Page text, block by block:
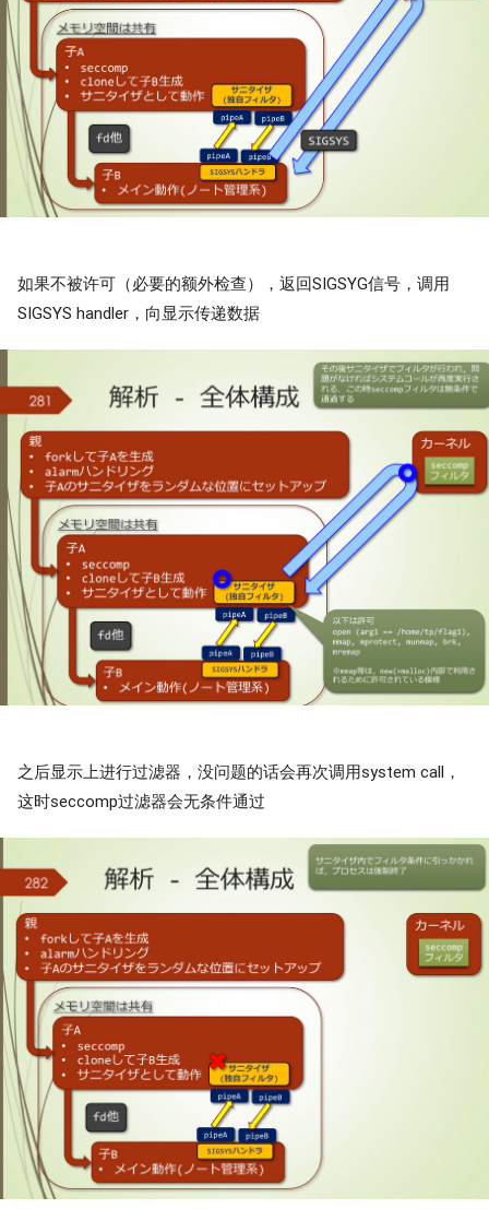
如果不被许可（必要的额外检查），返回SIGSYG信号，调用
SIGSYS handler，向显示传递数据
之后显示上进行过滤器，没问题的话会再次调用system call，
这时seccomp过滤器会无条件通过